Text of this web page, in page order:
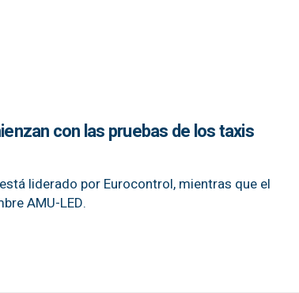
con las pruebas de los taxis
liderado por Eurocontrol, mientras que el
AMU-LED.